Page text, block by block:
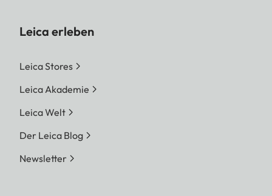
Leica erleben
Leica Stores
Leica Akademie
Leica Welt
Der Leica Blog
Newsletter